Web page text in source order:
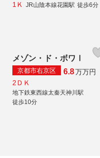
1Ｋ JR山陰本線花園駅 徒歩6分
メゾン・ド・ボワⅠ
京都市右京区 6.8万万円
2ＤＫ
地下鉄東西線太秦天神川駅
徒歩10分